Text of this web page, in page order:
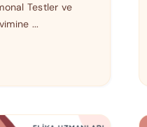
Testler ve
...